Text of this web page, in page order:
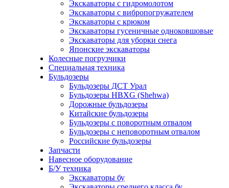
Экскаваторы с гидромолотом
Экскаваторы с вибропогружателем
Экскаваторы с крюком
Экскаваторы гусеничные одноковшовые
Экскаваторы для уборки снега
Японские экскаваторы
Колесные погрузчики
Специальная техника
Бульдозеры
Бульдозеры ДСТ Урал
Бульдозеры HBXG (Shehwa)
Дорожные бульдозеры
Китайские бульдозеры
Бульдозеры с поворотным отвалом
Бульдозеры с неповоротным отвалом
Российские бульдозеры
Запчасти
Навесное оборудование
Б/У техника
Экскаваторы бу